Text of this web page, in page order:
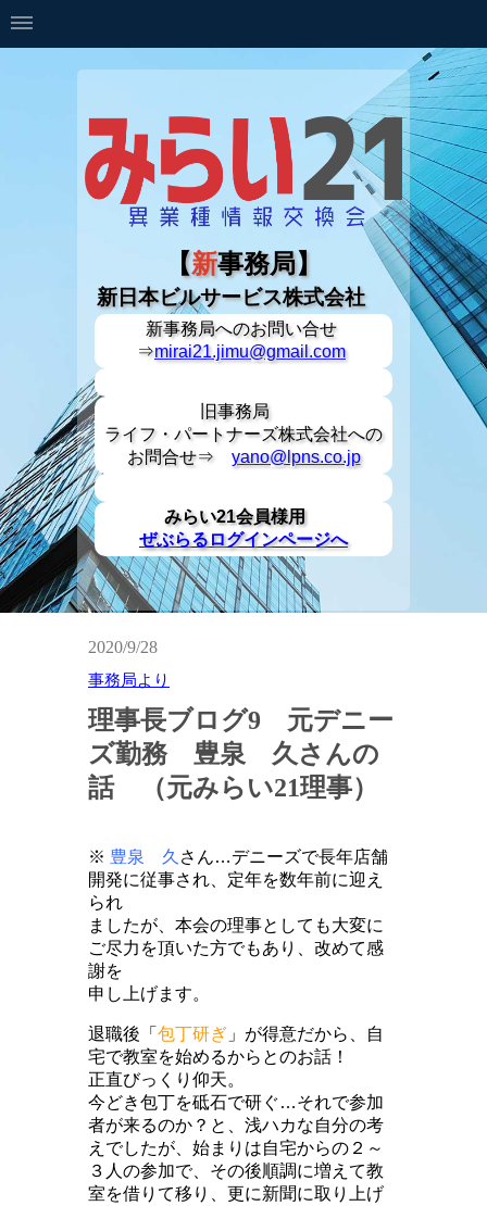
【新事務局】
新日本ビルサービス株式会社
新事務局へのお問い合せ
⇒mirai21.jimu@gmail.com
旧事務局
ライフ・パートナーズ株式会社への
お問合せ⇒ yano@lpns.co.jp
みらい21会員様用
ぜぶらるログインページへ
2020/9/28
事務局より
理事長ブログ9 元デニー
ズ勤務 豊泉 久さんの
話 （元みらい21理事）
※ 豊泉 久 さん…デニーズで長年店舗
開発に従事され、定年を数年前に迎え
られ
ましたが、本会の理事としても大変に
ご尽力を頂いた方でもあり、改めて感
謝を
申し上げます。
退職後「 包丁研ぎ 」が得意だから、自
宅で教室を始めるからとのお話！
正直びっくり仰天。
今どき包丁を砥石で研ぐ…それで参加
者が来るのか？と、浅ハカな自分の考
えでしたが、始まりは自宅からの２～
３人の参加で、その後順調に増えて教
室を借りて移り、更に新聞に取り上げ